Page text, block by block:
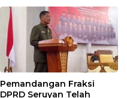
Pemandangan Fraksi
DPRD Seruyan Telah